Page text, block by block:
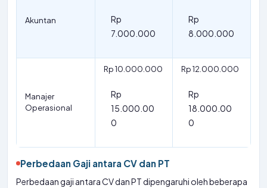
Akuntan
Rp
7.000.000
Rp
8.000.000
Manajer
Operasional
Rp 10.000.000
Rp
15.000.00
0
Rp 12.000.000
Rp
18.000.00
0
Perbedaan Gaji antara CV dan PT
Perbedaan gaji antara CV dan PT dipengaruhi oleh beberapa